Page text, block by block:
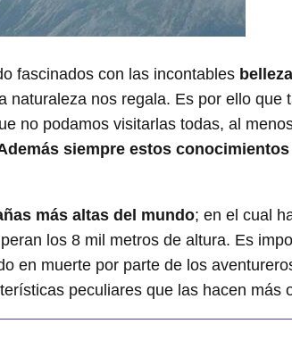
fascinados con las incontables
naturaleza nos regala. Es por ello
no podamos visitarlas todas, al
siempre estos
más altas del mundo; en el cual
los 8 mil metros de altura. Es
en muerte por parte de los
peculiares que las hacen más